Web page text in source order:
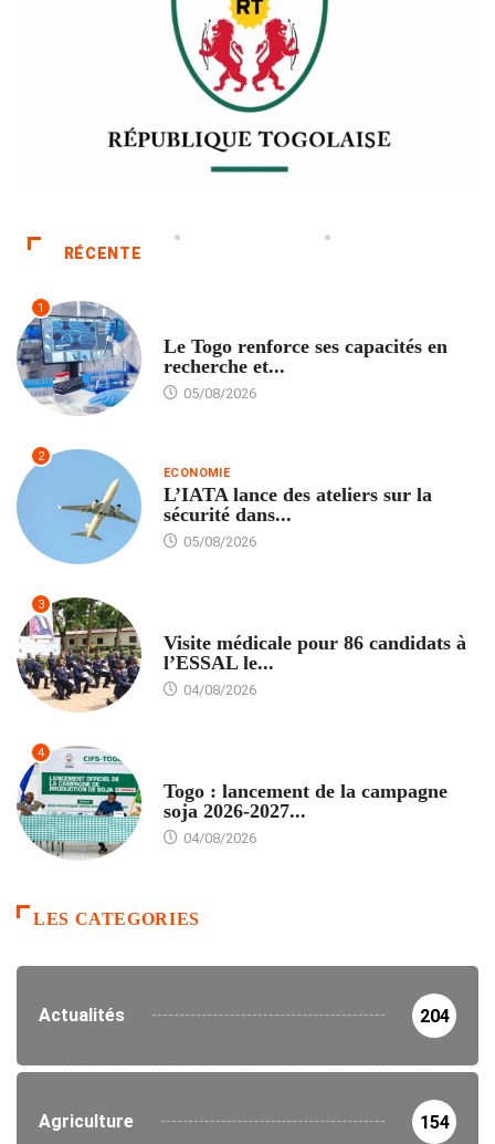
RÉCENTE
1
Le Togo renforce ses capacités en
recherche et...
05/08/2026
2
ECONOMIE
L’IATA lance des ateliers sur la
sécurité dans...
05/08/2026
3
Visite médicale pour 86 candidats à
l’ESSAL le...
04/08/2026
4
Togo : lancement de la campagne
soja 2026-2027...
04/08/2026
LES CATEGORIES
Actualités 204
Agriculture 154